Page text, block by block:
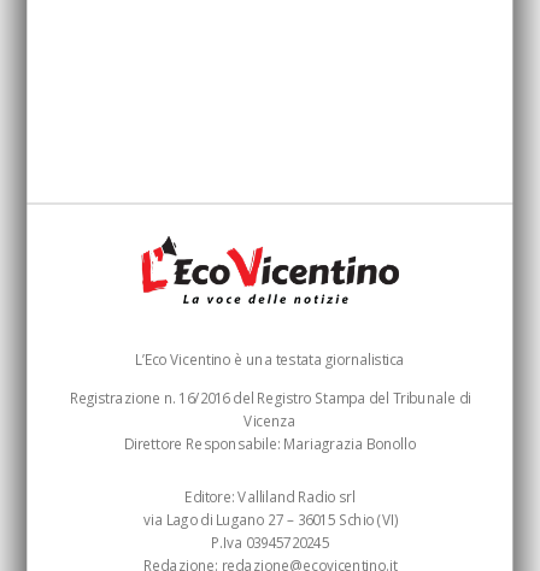
L’Eco Vicentino è una testata giornalistica
Registrazione n. 16/2016 del Registro Stampa del Tribunale di
Vicenza
Direttore Responsabile: Mariagrazia Bonollo
Editore: Valliland Radio srl
via Lago di Lugano 27 – 36015 Schio (VI)
P.Iva 03945720245
Redazione: redazione@ecovicentino.it